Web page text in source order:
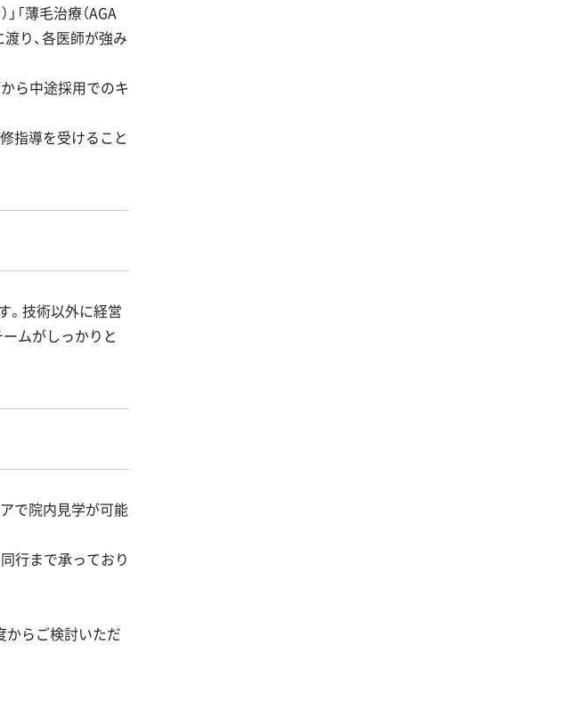
「薄毛治療（AGA
渡り、各医師が強み
ら中途採用でのキ
指導を受けること
。技術以外に経営
ムがしっかりと
で院内見学が可能
行まで承っており
からご検討いただ